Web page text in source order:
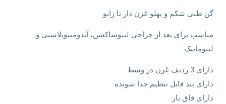
گن طبی شکم و پهلو غزن دار تا زانو
مناسب برای بعد از جراحی لیپوساکشن، آبدومینوپلاستی و
لیپوماتیک
دارای 3 ردیف غزن در وسط
دارای بند قابل تنظیم جدا شونده
دارای فاق باز